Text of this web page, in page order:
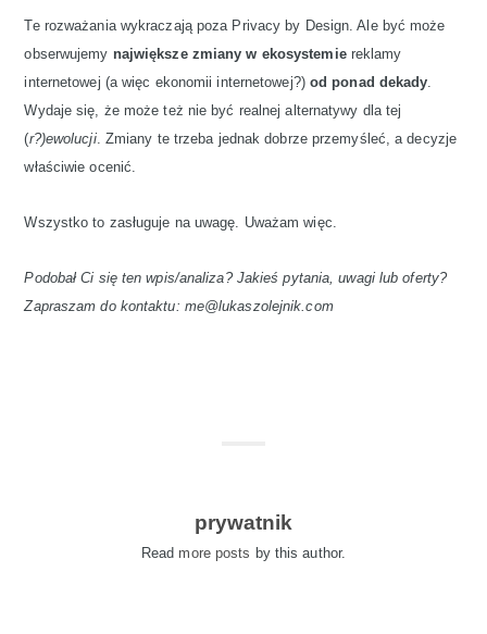
Te rozważania wykraczają poza Privacy by Design. Ale być może
obserwujemy największe zmiany w ekosystemiereklamy
internetowej (a więc ekonomii internetowej?) od ponad dekady
Wydaje się, że może też nie być realnej alternatywy dla tej
(r?)ewolucji. Zmiany te trzeba jednak dobrze przemyśleć, a decyzje
właściwie ocenić.
Wszystko to zasługuje na uwagę. Uważam więc.
Podobał Ci się ten wpis/analiza? Jakieś pytania, uwagi lub oferty?
Zapraszam do kontaktu: me@lukaszolejnik.com
prywatnik
Read more posts by this author.